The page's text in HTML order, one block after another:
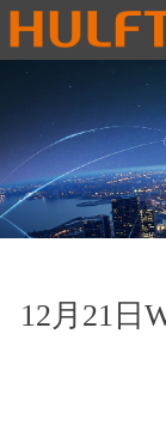
12月21日